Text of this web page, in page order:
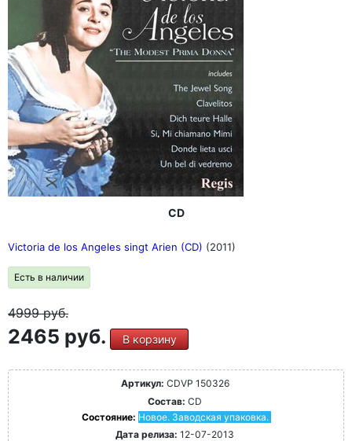
CD
Victoria de los Angeles singt Arien (CD) (2011)
Есть в наличии
4999руб.
2465 руб. В корзину
Артикул: CDVP 150326
Состав: CD
Состояние: Новое. Заводская упаковка.
Дата релиза: 12-07-2013